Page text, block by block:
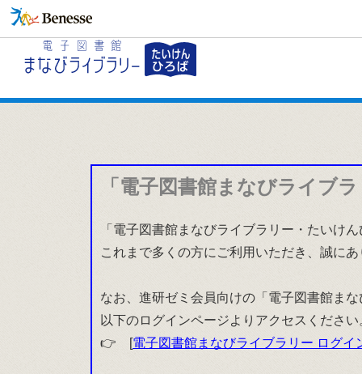
「電子図書館まなびライブ
「電子図書館まなびライブラリー・たいけ
これまで多くの方にご利用いただき、誠に
なお、進研ゼミ会員向けの「電子図書館ま
以下のログインページよりアクセスください
👉 [電子図書館まなびライブラリー ログイ